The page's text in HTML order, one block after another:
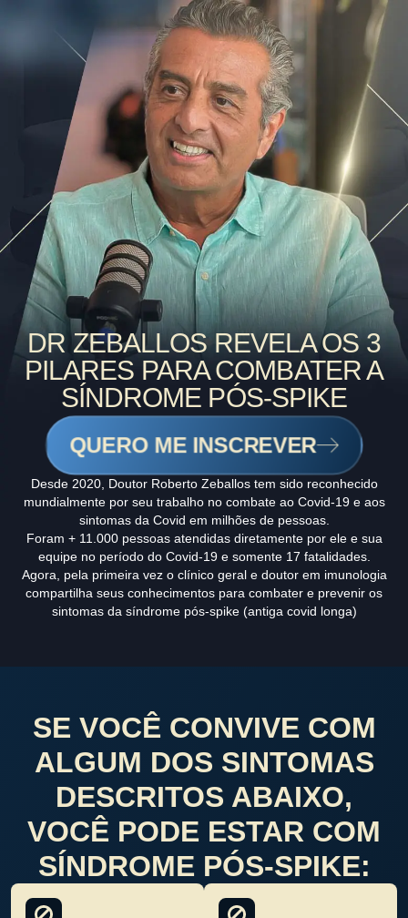
DR ZEBALLOS REVELA OS 3
PILARES PARA COMBATER A
SÍNDROME PÓS-SPIKE
QUERO ME INSCREVER
Desde 2020, Doutor Roberto Zeballos tem sido reconhecido
mundialmente por seu trabalho no combate ao Covid-19 e aos
sintomas da Covid em milhões de pessoas.
Foram + 11.000 pessoas atendidas diretamente por ele e sua
equipe no período do Covid-19 e somente 17 fatalidades.
Agora, pela primeira vez o clínico geral e doutor em imunologia
compartilha seus conhecimentos para combater e prevenir os
sintomas da síndrome pós-spike (antiga covid longa)
SE VOCÊ CONVIVE COM
ALGUM DOS SINTOMAS
DESCRITOS ABAIXO,
VOCÊ PODE ESTAR COM
SÍNDROME PÓS-SPIKE: